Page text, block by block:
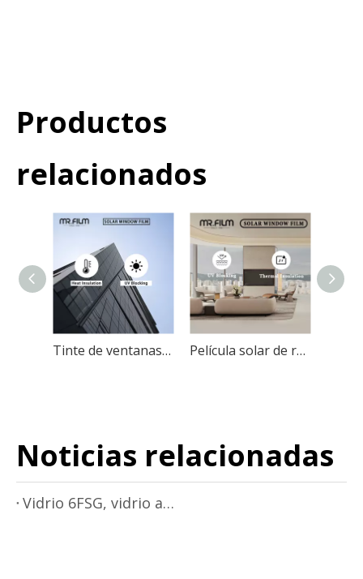
Productos
relacionados
Tinte de ventanas comerciales para películas residenciales de edificios Película solar de rechazo ultravioleta para tinte de ventana comercial
Noticias relacionadas
Vidrio 6FSG, vidrio aislante termoaislante de próxima generación